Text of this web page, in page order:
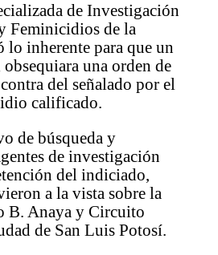
de Investigación
Feminicidios de la
lo inherente para que un
una orden de
del señalado por el
calificado.
de búsqueda y
de investigación
del indiciado,
a la vista sobre la
B. Anaya y Circuito
de San Luis Potosí.